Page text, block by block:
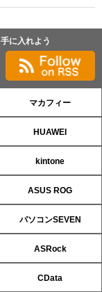
に入れよう
マカフィー
HUAWEI
kintone
ASUS ROG
パソコンSEVEN
ASRock
CData